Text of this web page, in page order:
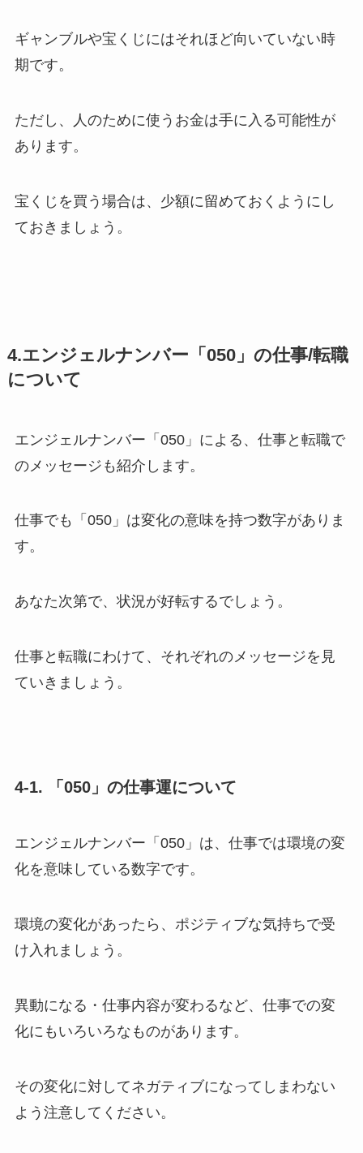
ギャンブルや宝くじにはそれほど向いていない時
期です。
ただし、人のために使うお金は手に入る可能性が
あります。
宝くじを買う場合は、少額に留めておくようにし
ておきましょう。
4.エンジェルナンバー「050」の仕事/転職
について
エンジェルナンバー「050」による、仕事と転職で
のメッセージも紹介します。
仕事でも「050」は変化の意味を持つ数字がありま
す。
あなた次第で、状況が好転するでしょう。
仕事と転職にわけて、それぞれのメッセージを見
ていきましょう。
4-1. 「050」の仕事運について
エンジェルナンバー「050」は、仕事では環境の変
化を意味している数字です。
環境の変化があったら、ポジティブな気持ちで受
け入れましょう。
異動になる・仕事内容が変わるなど、仕事での変
化にもいろいろなものがあります。
その変化に対してネガティブになってしまわない
よう注意してください。